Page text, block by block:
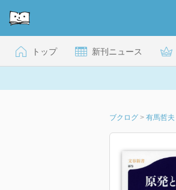
トップ 新刊ニュース
ブクログ > 有馬哲夫